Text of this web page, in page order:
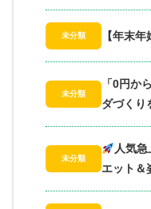
未分類 【年末
未分類
「0円か
ダづくり
未分類
人気
エット＆